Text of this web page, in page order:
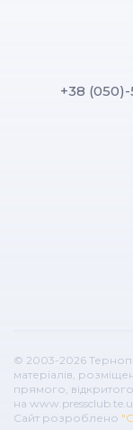
+38
© 2003-2026
матеріалів,
прямого,
на
Сайт розроблено